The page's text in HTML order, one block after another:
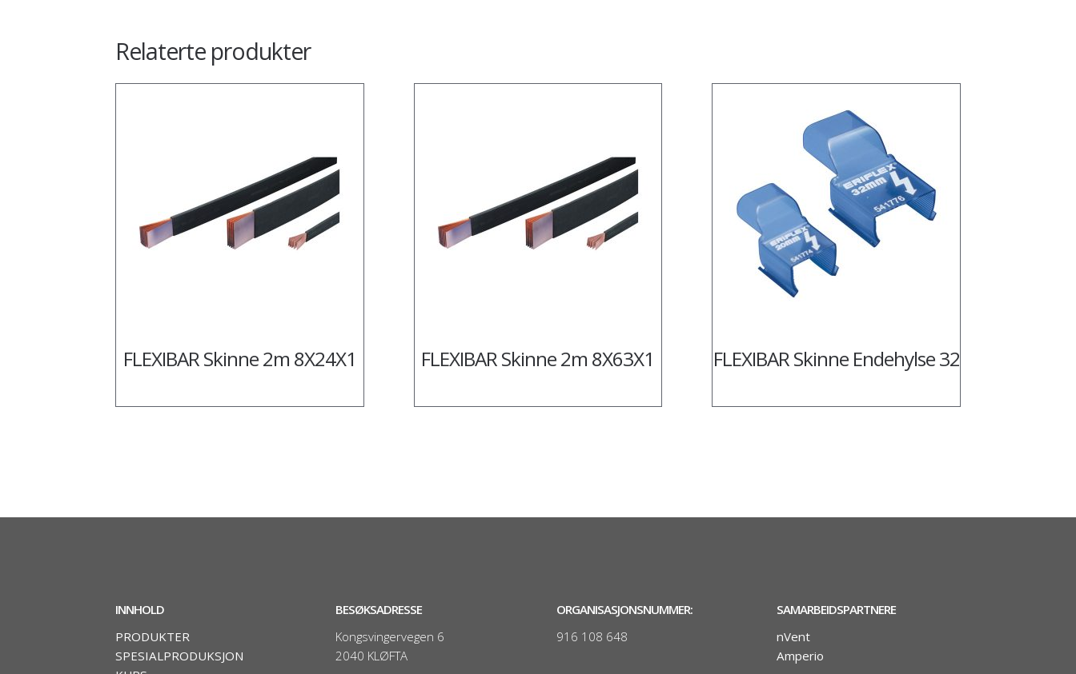
Relaterte produkter
FLEXIBAR Skinne 2m 8X24X1 FLEXIBAR Skinne 2m 8X63X1 FLEXIBAR Skinne Endehylse 32
INNHOLD
PRODUKTER
SPESIALPRODUKSJON
BESØKSADRESSE
Kongsvingervegen 6
2040 KLØFTA
ORGANISASJONSNUMMER:
916 108 648
SAMARBEIDSPARTNERE
nVent
Amperio